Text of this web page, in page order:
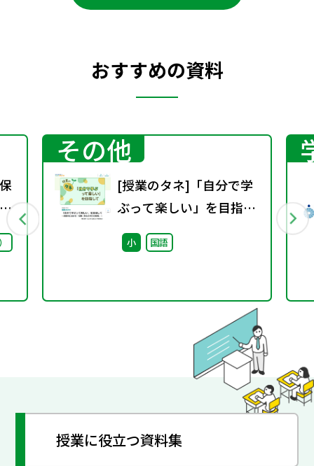
おすすめの資料
その他
[授業のタネ]「自分で学
ぶって楽しい」を目指し
て~国語科における「児
童に委ねる学びの実践」
小 国語
授業に役立つ資料集